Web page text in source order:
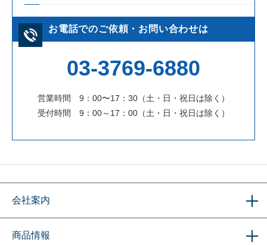
お電話でのご依頼・お問い合わせは
03-3769-6880
営業時間 9：00〜17：30（土・日・祝日は除く）
受付時間 9：00～17：00（土・日・祝日は除く）
会社案内
商品情報